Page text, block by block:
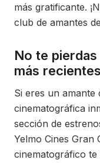
más gratificante.
club de amantes
No te
más
Si eres un amante
cinematográfica
sección de
Yelmo Cines Gran
cinematográfico